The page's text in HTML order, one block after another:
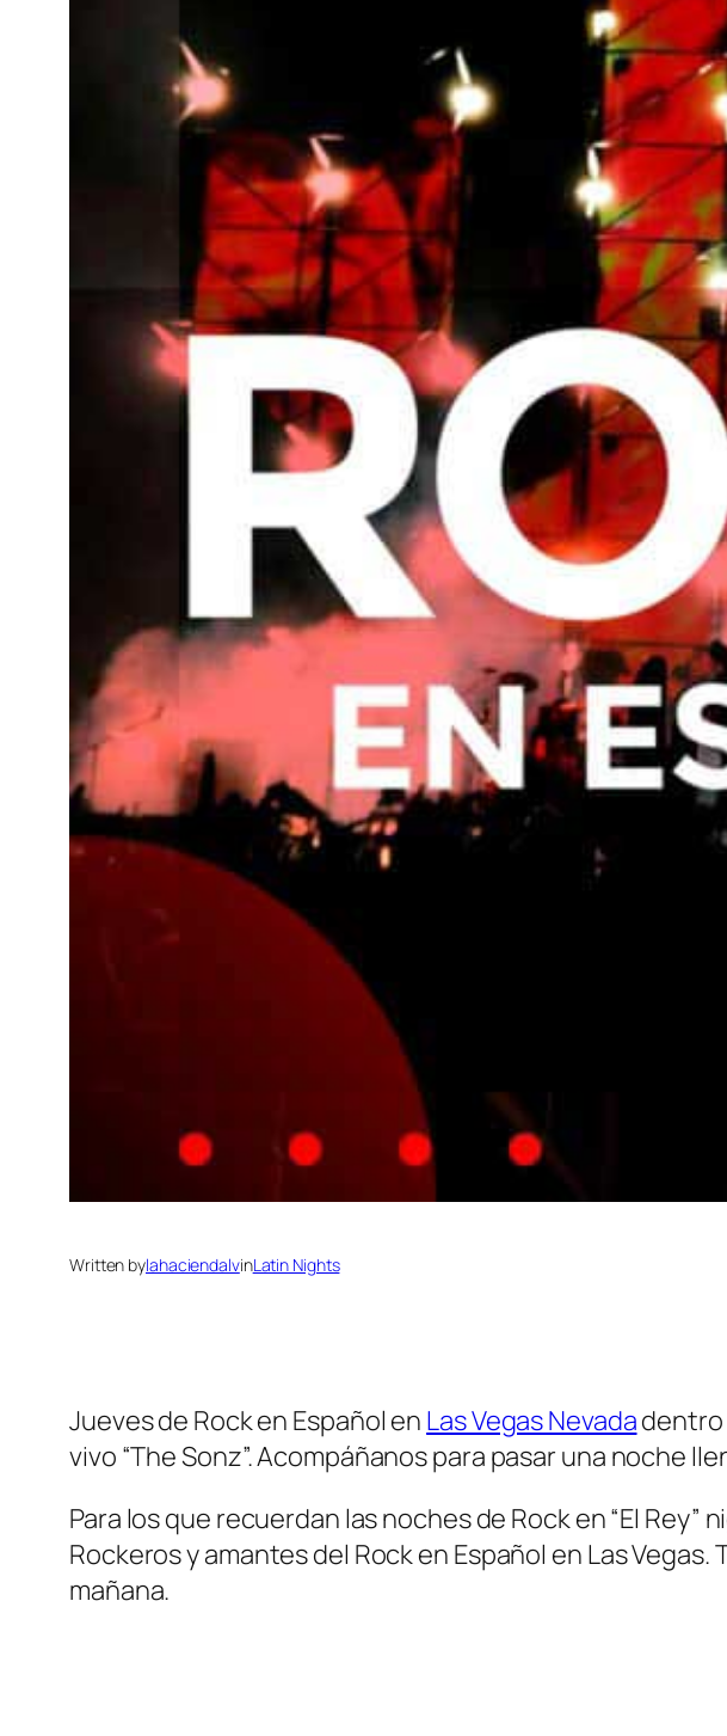
Written bylahaciendalvinLatin Nights
Jueves de Rock en Español en Las Vegas Nevadadentro
vivo “The Sonz”. Acompáñanos para pasar una noche
Para los que recuerdan las noches de Rock en “El
Rockeros y amantes del Rock en Español en Las
mañana.